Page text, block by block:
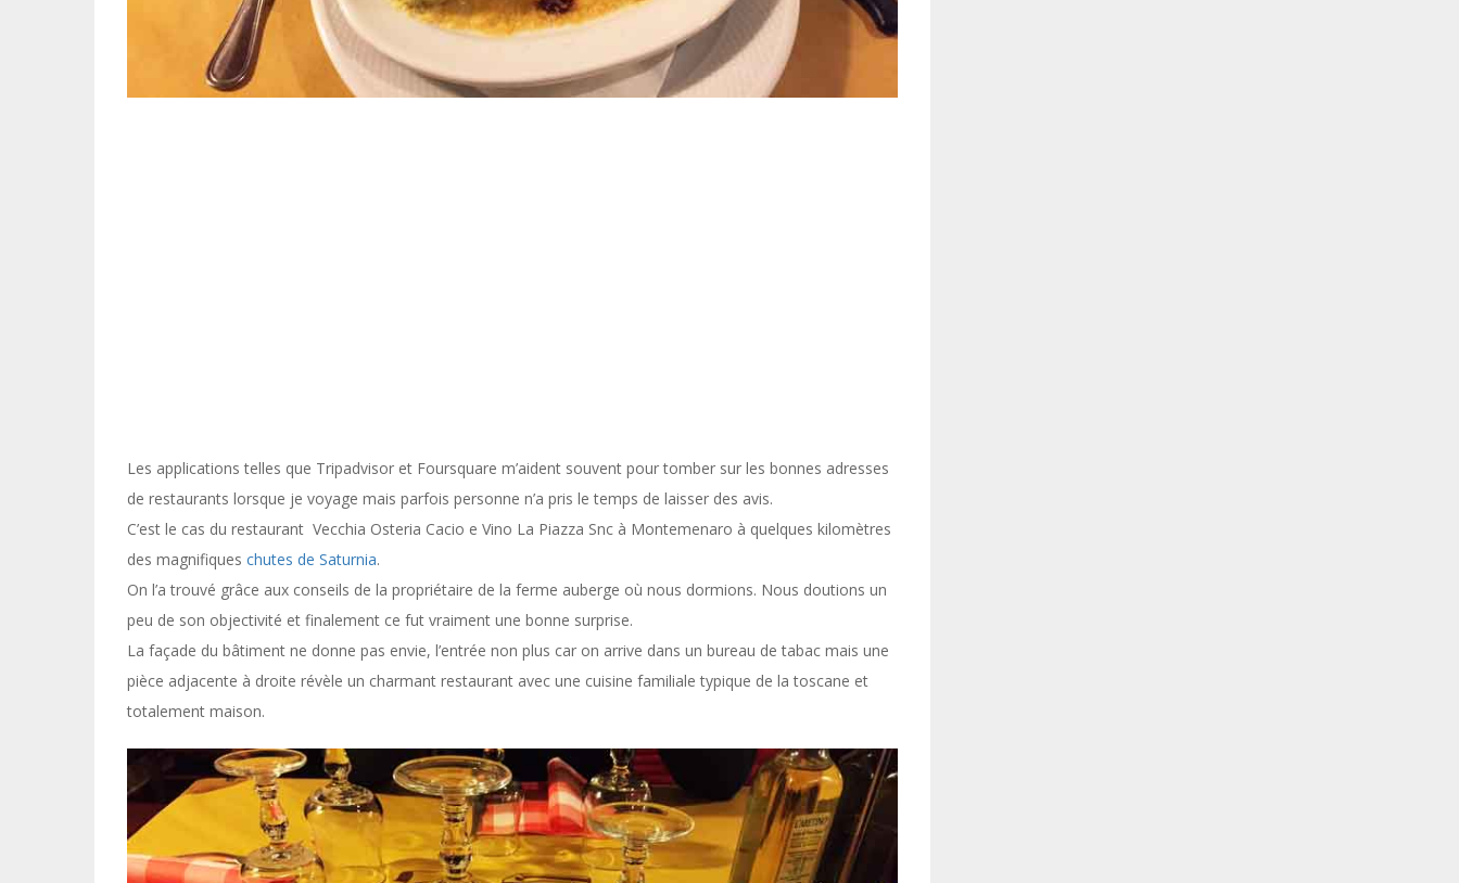
Les applications telles que Tripadvisor et Foursquare m’aident souvent pour tomber sur les bonnes adresses
de restaurants lorsque je voyage mais parfois personne n’a pris le temps de laisser des avis.
C’est le cas du restaurant Vecchia Osteria Cacio e Vino La Piazza Snc à Montemenaro à quelques kilomètres
des magnifiques chutes de Saturnia.
On l’a trouvé grâce aux conseils de la propriétaire de la ferme auberge où nous dormions. Nous doutions un
peu de son objectivité et finalement ce fut vraiment une bonne surprise.
La façade du bâtiment ne donne pas envie, l’entrée non plus car on arrive dans un bureau de tabac mais une
pièce adjacente à droite révèle un charmant restaurant avec une cuisine familiale typique de la toscane et
totalement maison.